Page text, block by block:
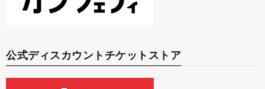
公式ディスカウントチケットストア